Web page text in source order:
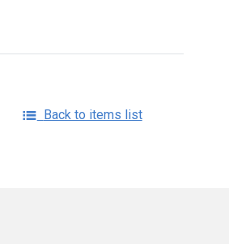
Back to items list